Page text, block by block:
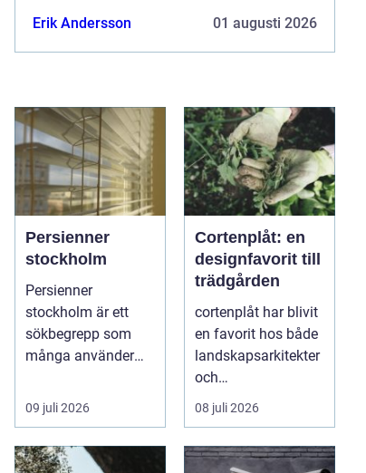
Erik Andersson 01 augusti 2026
Persienner
stockholm
Persienner
stockholm är ett
sökbegrepp som
många använder
praktiska och
snygga so...
09 juli 2026
Cortenplåt: en
designfavorit till
trädgården
cortenplåt har blivit
en favorit hos både
landskapsarkitekter
och
trädgårdsentusiaste
r. Det är ett m...
08 juli 2026